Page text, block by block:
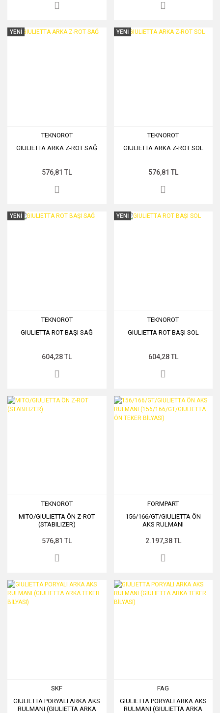
YENİ
TEKNOROT
GIULIETTA ARKA Z-ROT SAĞ
576,81 TL
YENİ
TEKNOROT
GIULIETTA ARKA Z-ROT SOL
576,81 TL
YENİ
TEKNOROT
GIULIETTA ROT BAŞI SAĞ
604,28 TL
YENİ
TEKNOROT
GIULIETTA ROT BAŞI SOL
604,28 TL
TEKNOROT
MITO/GIULIETTA ÖN Z-ROT
(STABILIZER)
576,81 TL
FORMPART
156/166/GT/GIULIETTA ÖN
AKS RULMANI
TEKER BİLYASI)
2.197,38 TL
SKF
GIULIETTA PORYALI ARKA AKS
RULMANI (GIULIETTA ARKA
FAG
GIULIETTA PORYALI ARKA AKS
RULMANI (GIULIETTA ARKA